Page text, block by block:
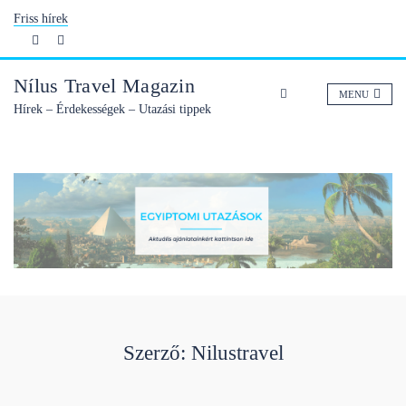
content
Friss hírek
Nílus Travel Magazin
Hírek – Érdekességek – Utazási tippek
MENU
Szerző: Nilustravel